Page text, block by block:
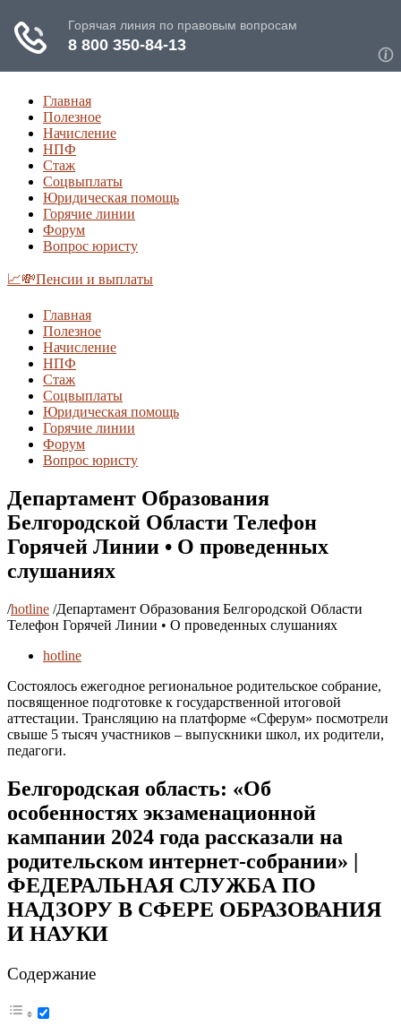
Главная
Полезное
Начисление
НПФ
Стаж
Соцвыплаты
Юридическая помощь
Горячие линии
Форум
Вопрос юристу
📈💸Пенсии и выплаты
Главная
Полезное
Начисление
НПФ
Стаж
Соцвыплаты
Юридическая помощь
Горячие линии
Форум
Вопрос юристу
Департамент Образования
Белгородской Области Телефон
Горячей Линии • О проведенных
слушаниях
/hotline /Департамент Образования Белгородской Области
Телефон Горячей Линии • О проведенных слушаниях
hotline
Состоялось ежегодное региональное родительское собрание,
посвященное подготовке к государственной итоговой
аттестации. Трансляцию на платформе «Сферум» посмотрели
свыше 5 тысяч участников – выпускники школ, их родители,
педагоги.
Белгородская область: «Об
особенностях экзаменационной
кампании 2024 года рассказали на
родительском интернет-собрании» |
ФЕДЕРАЛЬНАЯ СЛУЖБА ПО
НАДЗОРУ В СФЕРЕ ОБРАЗОВАНИЯ
И НАУКИ
Содержание